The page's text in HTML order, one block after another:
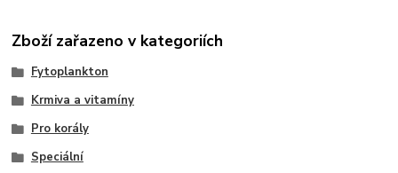
Zboží zařazeno v kategoriích
Fytoplankton
Krmiva a vitamíny
Pro korály
Speciální